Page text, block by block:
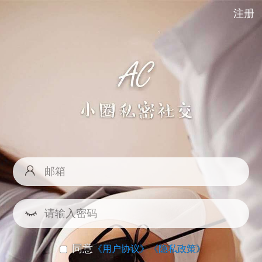
注册
同意《用户协议》《隐私政策》